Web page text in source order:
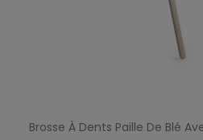
Brosse À Dents Paille De Blé